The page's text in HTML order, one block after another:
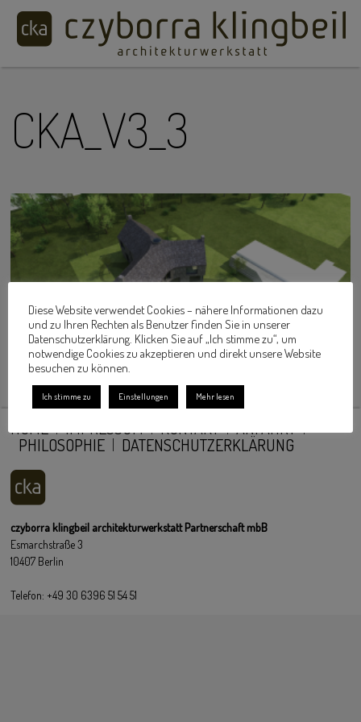
CKA_V3_3
HOME IMPRESSUM KONTAKT
ANFAHRT
PHILOSOPHIE
DATENSCHUTZERKLÄRUNG
czyborra klingbeil architekturwerkstatt Partnerschaft mbB
Esmarchstraße 3
10407 Berlin
Telefon: +49 30 6396 51 54 51
Diese Website verwendet Cookies – nähere Informationen dazu
und zu Ihren Rechten als Benutzer finden Sie in unserer
Datenschutzerklärung. Klicken Sie auf „Ich stimme zu“, um
notwendige Cookies zu akzeptieren und direkt unsere Website
besuchen zu können.
Ich stimme zu Einstellungen Mehr lesen